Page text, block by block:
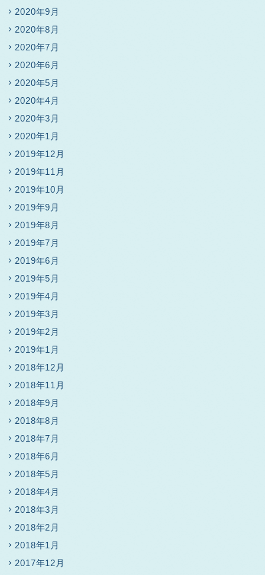
2020年9月
2020年8月
2020年7月
2020年6月
2020年5月
2020年4月
2020年3月
2020年1月
2019年12月
2019年11月
2019年10月
2019年9月
2019年8月
2019年7月
2019年6月
2019年5月
2019年4月
2019年3月
2019年2月
2019年1月
2018年12月
2018年11月
2018年9月
2018年8月
2018年7月
2018年6月
2018年5月
2018年4月
2018年3月
2018年2月
2018年1月
2017年12月